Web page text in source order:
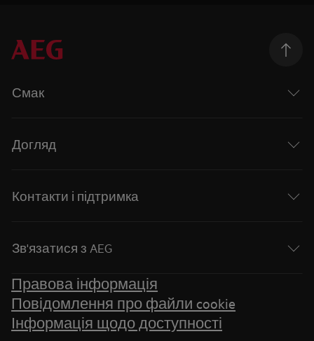
Смак
Догляд
Контакти і підтримка
Зв'язатися з AEG
Правова інформація
Повідомлення про файли cookie
Інформація щодо доступності